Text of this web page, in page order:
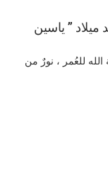
ميلاد ” ياسين
للعُمر ، نورٌ من